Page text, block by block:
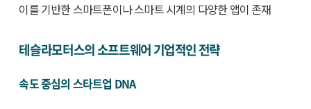
이를 기반한 스마트폰이나 스마트 시계의 다양한 앱이 존재
테슬라모터스의 소프트웨어 기업적인 전략
속도 중심의 스타트업 DNA